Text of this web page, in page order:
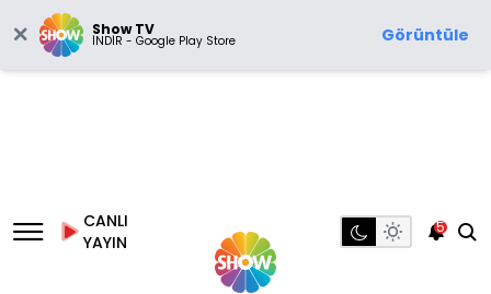
Show TV
İNDİR - Google Play Store Görüntüle
CANLI
YAYIN
5